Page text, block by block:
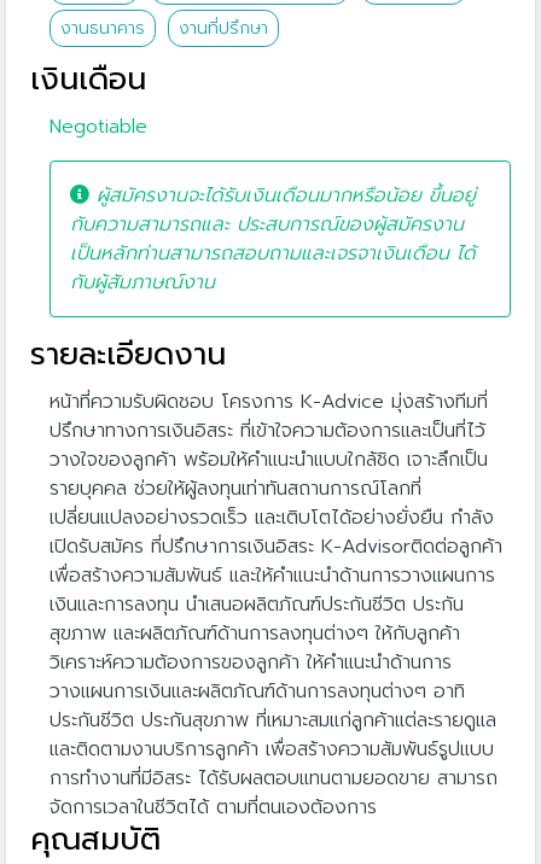
งานธนาคาร
งานที่ปรึกษา
เงินเดือน
Negotiable
ผู้สมัครงานจะได้รับเงินเดือนมากหรือน้อย ขึ้นอยู่
กับความสามารถและ ประสบการณ์ของผู้สมัครงาน
เป็นหลักท่านสามารถสอบถามและเจรจาเงินเดือน ได้
กับผู้สัมภาษณ์งาน
รายละเอียดงาน
หน้าที่ความรับผิดชอบ โครงการ K-Advice มุ่งสร้างทีมที่
ปรึกษาทางการเงินอิสระ ที่เข้าใจความต้องการและเป็นที่ไว้
วางใจของลูกค้า พร้อมให้คำแนะนำแบบใกล้ชิด เจาะลึกเป็น
รายบุคคล ช่วยให้ผู้ลงทุนเท่าทันสถานการณ์โลกที่
เปลี่ยนแปลงอย่างรวดเร็ว และเติบโตได้อย่างยั่งยืน กำลัง
เปิดรับสมัคร ที่ปรึกษาการเงินอิสระ K-Advisorติดต่อลูกค้า
เพื่อสร้างความสัมพันธ์ และให้คำแนะนำด้านการวางแผนการ
เงินและการลงทุน นำเสนอผลิตภัณฑ์ประกันชีวิต ประกัน
สุขภาพ และผลิตภัณฑ์ด้านการลงทุนต่างๆ ให้กับลูกค้า
วิเคราะห์ความต้องการของลูกค้า ให้คำแนะนำด้านการ
วางแผนการเงินและผลิตภัณฑ์ด้านการลงทุนต่างๆ อาทิ
ประกันชีวิต ประกันสุขภาพ ที่เหมาะสมแก่ลูกค้าแต่ละรายดูแล
และติดตามงานบริการลูกค้า เพื่อสร้างความสัมพันธ์รูปแบบ
การทำงานที่มีอิสระ ได้รับผลตอบแทนตามยอดขาย สามารถ
จัดการเวลาในชีวิตได้ ตามที่ตนเองต้องการ
คุณสมบัติ